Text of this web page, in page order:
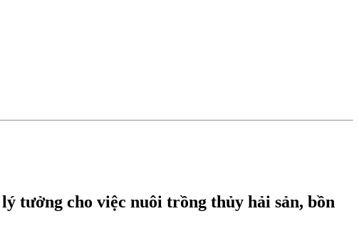
tưởng cho việc nuôi trồng thủy hải sản, bồn